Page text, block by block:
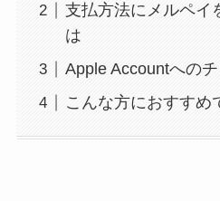
支払方法にメルペイ
は
Apple Accountへの
こんな方におすすめ